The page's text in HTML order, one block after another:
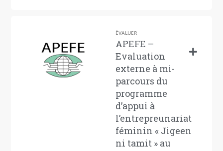
ÉVALUER
APEFE –
Evaluation
externe à mi-
parcours du
programme
d’appui à
l’entrepreunariat
féminin « Jigeen
ni tamit » au